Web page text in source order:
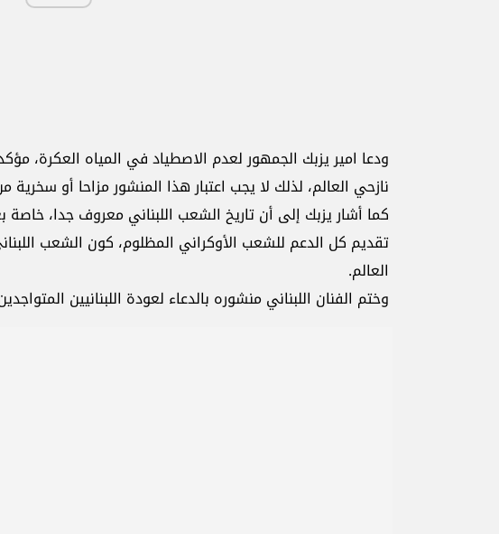
ودعا امير يزبك الجمهور لعدم الاصطياد في المياه العكرة،
نازحي العالم، لذلك لا يجب اعتبار هذا المنشور مزاحا أو
كما أشار يزبك إلى أن تاريخ الشعب اللبناني معروف جدا، خاصة
تقديم كل الدعم للشعب الأوكراني المظلوم، كون الشعب
العالم.
وختم الفنان اللبناني منشوره بالدعاء لعودة اللبنانيين